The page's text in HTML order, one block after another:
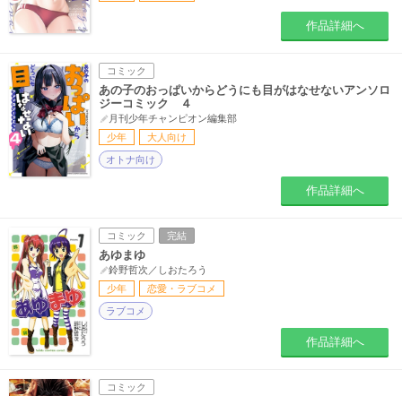
作品詳細へ
コミック
あの子のおっぱいからどうにも目がはなせないアンソロ
ジーコミック ４
月刊少年チャンピオン編集部
少年
大人向け
オトナ向け
作品詳細へ
コミック 完結
あゆまゆ
鈴野哲次／しおたろう
少年
恋愛・ラブコメ
ラブコメ
作品詳細へ
コミック